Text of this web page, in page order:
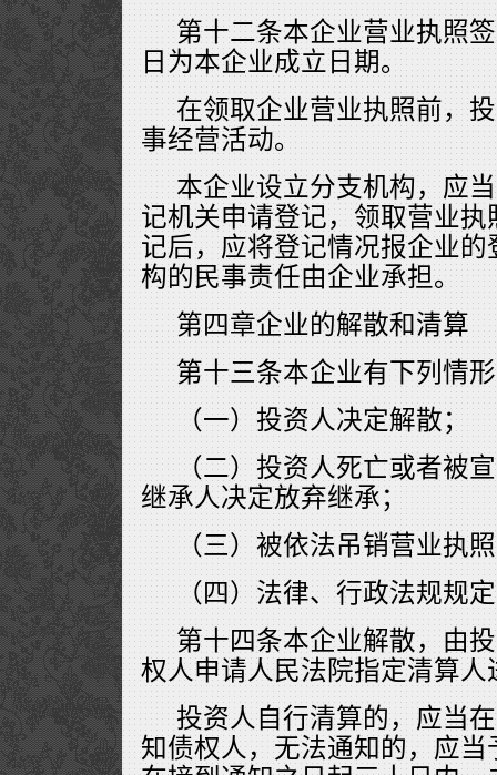
第十二条本企业营业执照
日为本企业成立日期。
在领取企业营业执照前，
事经营活动。
本企业设立分支机构，应
记机关申请登记，领取营业
记后，应将登记情况报企业
构的民事责任由企业承担。
第四章企业的解散和清算
第十三条本企业有下列情
（一）投资人决定解散；
（二）投资人死亡或者被
继承人决定放弃继承；
（三）被依法吊销营业执
（四）法律、行政法规规
第十四条本企业解散，由
权人申请人民法院指定清算人
投资人自行清算的，应当
知债权人，无法通知的，应